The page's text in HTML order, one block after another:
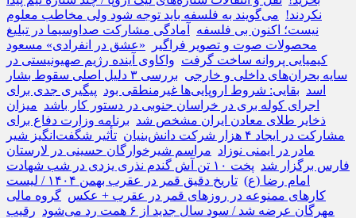
نکردند! می‌گویند به فلسفه باید توجه شود ولی مخاطب معلوم‌
نیست؛ اکنون بی فلسفه
آمادگی مشارکت صداوسیما در تبلیغ
محصولات صوت و تصویر فراگیر
«عشق در انفرادی» مسعود
کیمیایی پروانه ساخت گرفت واکاوی آینده رژیم صهیونیستی در
سایه بحران‌های داخلی و خارجی
بررسی ۳ دلیل اصلی سقوط بشار
اسد بقایی: شروط اروپایی‌ها غیرمنطقی بود پیگیری جدی برای
اجرای کوله بری در خراسان جنوبی در دستور کار باشد میزان
ذخایر طلای معادن ایران مشخص شد برنامه وزارت دفاع برای
مشارکت در ایجاد ۴ هزار شرکت دانش‌بنیان
تأثیر شگفت‌انگیز شیر
مادر در ایمنی نوزاد مراسم شیرخوارگان حسینی در لارستان
فارس برگزار شد
پخت ۱۰ تن آش گندم نذری یزدی در شب شهادت
امام رضا (ع)
تاریخ دقیق قمر در عقرب بهمن ۱۴۰۴ / لیست
کار‌های ممنوعه در روز‌های قمر در عقرب + عکس گروه مالی
مهرگان عرضه شد / سود سال جدید از ۶ همت رد می‌شود
رقیب